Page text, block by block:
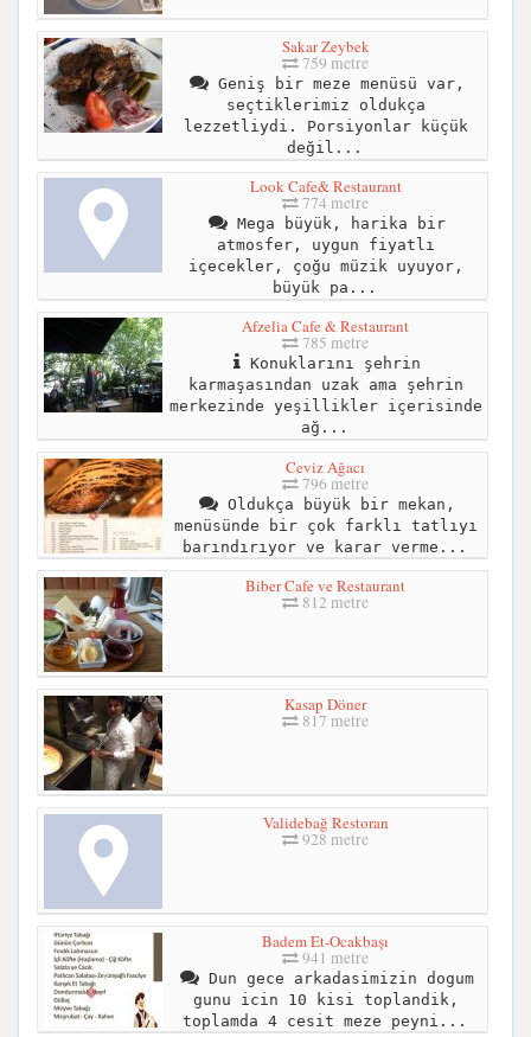
Sakar Zeybek
759 metre
Geniş bir meze menüsü var,
seçtiklerimiz oldukça
lezzetliydi. Porsiyonlar küçük
değil...
Look Cafe& Restaurant
774 metre
Mega büyük, harika bir
atmosfer, uygun fiyatlı
içecekler, çoğu müzik uyuyor,
büyük pa...
Afzelia Cafe & Restaurant
785 metre
Konuklarını şehrin
karmaşasından uzak ama şehrin
merkezinde yeşillikler içerisinde
ağ...
Ceviz Ağacı
796 metre
Oldukça büyük bir mekan,
menüsünde bir çok farklı tatlıyı
barındırıyor ve karar verme...
Biber Cafe ve Restaurant
812 metre
Kasap Döner
817 metre
Validebağ Restoran
928 metre
Badem Et-Ocakbaşı
941 metre
Dun gece arkadasimizin dogum
gunu icin 10 kisi toplandik,
toplamda 4 cesit meze peyni...